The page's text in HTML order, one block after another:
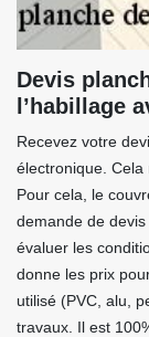
Devis
l’habillage
Recevez votre
électronique. Cela
Pour cela, le
demande de
évaluer les
donne les prix
utilisé (PVC, alu,
travaux. Il est